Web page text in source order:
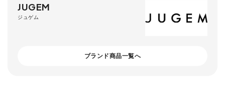
JUGEM
ジュゲム
ブランド商品一覧へ